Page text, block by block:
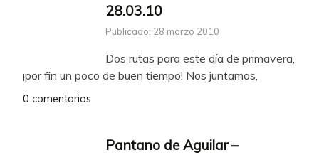
28.03.10
Publicado: 28 marzo 2010
Dos rutas para este día de primavera,
¡por fin un poco de buen tiempo! Nos juntamos,
0 comentarios
Pantano de Aguilar –